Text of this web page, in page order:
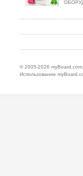
© 2005-2026
Использование